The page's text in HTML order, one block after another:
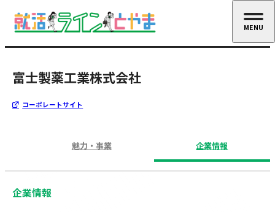
富士製薬工業株式会社
コーポレートサイト
魅力・事業 企業情報
企業情報
MENU